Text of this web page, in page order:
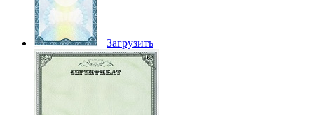
Загрузить